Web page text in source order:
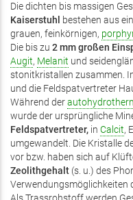
Die dichten bis massigen
Kaiserstuhl bestehen aus
grauen, feinkörnigen,
Die bis zu 2 mm großen
Augit, Melanit und
stonitkristallen zusammen.
und die Feldspatvertreter
Während der
wurde der ursprüngliche
Feldspatvertreter, in Calcit,
umgewandelt. Die Kristalle
vor bzw. haben sich auf
Zeolithgehalt (s. u.) des
Verwendungsmöglichkeiten